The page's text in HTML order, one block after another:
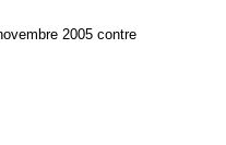
2005 contre